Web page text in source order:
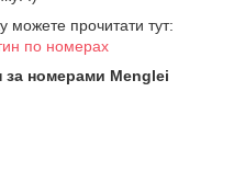
можете прочитати тут:
по номерах
за номерами Menglei